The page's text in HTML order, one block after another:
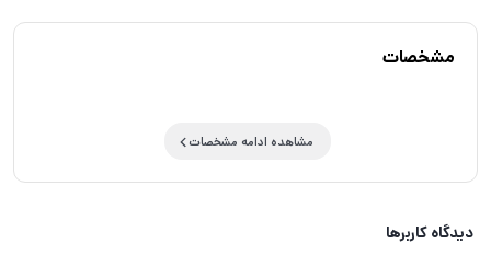
مشخصات
مشاهده ادامه مشخصات
دیدگاه کاربرها